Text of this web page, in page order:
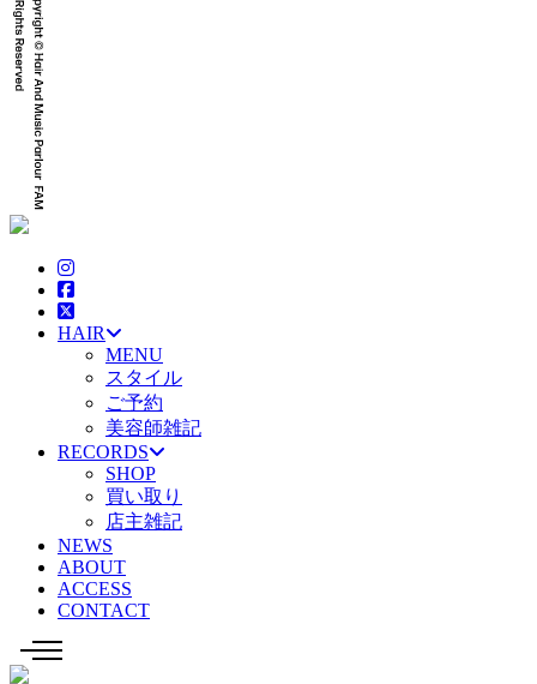
HAIR
MENU
スタイル
ご予約
美容師雑記
RECORDS
SHOP
買い取り
店主雑記
NEWS
ABOUT
ACCESS
CONTACT